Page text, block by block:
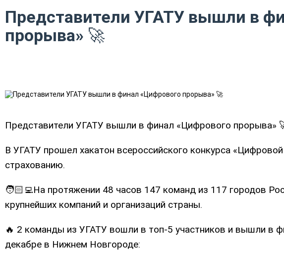
Представители УГАТУ вышли в
прорыва» 🚀
Представители УГАТУ вышли в финал «Цифрового прорыва»
В УГАТУ прошел хакатон всероссийского конкурса
страхованию.
🧑🏻‍💻На протяжении 48 часов 147 команд из 117 городов
крупнейших компаний и организаций страны.
🔥 2 команды из УГАТУ вошли в топ-5 участников и вышли в
декабре в Нижнем Новгороде: